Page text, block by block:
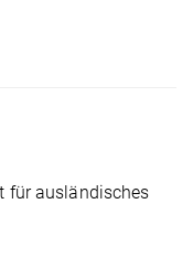
für ausländisches